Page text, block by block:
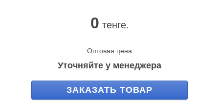
0 тенге.
Оптовая цена
Уточняйте у менеджера
ЗАКАЗАТЬ ТОВАР